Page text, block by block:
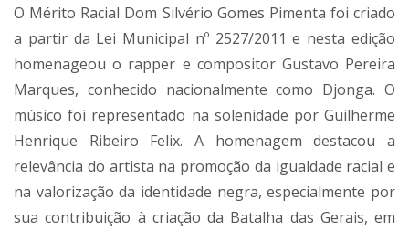
O Mérito Racial Dom Silvério Gomes Pimenta foi criado
a partir da Lei Municipal nº 2527/2011 e nesta edição
homenageou o rapper e compositor Gustavo Pereira
Marques, conhecido nacionalmente como Djonga. O
músico foi representado na solenidade por Guilherme
Henrique Ribeiro Felix. A homenagem destacou a
relevância do artista na promoção da igualdade racial e
na valorização da identidade negra, especialmente por
sua contribuição à criação da Batalha das Gerais, em